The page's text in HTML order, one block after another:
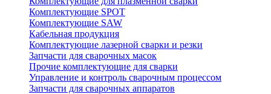
Комплектующие SPOT
Комплектующие SAW
Кабельная продукция
Комплектующие лазерной сварки и резки
Запчасти для сварочных масок
Прочие комплектующие для сварки
Управление и контроль сварочным процессом
Запчасти для сварочных аппаратов